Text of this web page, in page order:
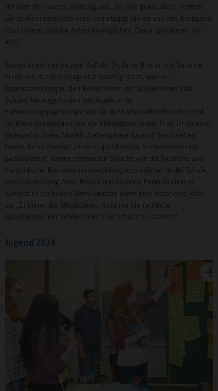
Ihr Fazit fiel nahezu einhellig aus: „Es sind genau diese Treffen,
die zu einer noch stärkeren Vernetzung führen und den Austausch
über unsere tägliche Arbeit ermöglichen. Davon profitieren wir
alle.“
Souverän erinnerten zum Auftakt Dr. Anne Breuer und Susanne
Frank von der Serviceagentur Ganztag daran, was die
Jugendforschung zu den Bedürfnissen der Schülerinnen und
Schüler herausgefunden hat. Aspekte der
Entwicklungspsychologie wie sie der Sozialisationsforscher Prof.
Dr. Klaus Hurrelmann und die Bildungssoziologin Prof. Dr. Gudrun
Quenzel in ihrem Modell „Lebensphase Jugend“ beschrieben
haben, beispielweise „binden, qualifizieren, konsumieren und
partizipieren“, kamen ebenso zur Sprache wie die fachliche und
methodische Kompetenzentwicklung Jugendlicher in der Schule,
deren Bedeutung Anne Breuer und Susanne Frank in diesem
Kontext hervorhoben. Dem Ganztag käme eine besondere Rolle
zu: „Er bietet die Möglichkeit, nicht nur die fachliche
Qualifikation der Schülerinnen und Schüler zu stärken.“
Jugend 2024